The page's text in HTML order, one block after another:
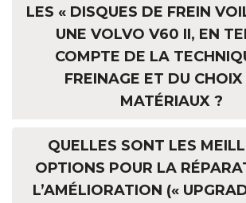
LES « DISQUES DE FREIN
UNE VOLVO V60 II, EN
COMPTE DE LA
FREINAGE ET DU CHOIX
MATÉRIAUX ?
QUELLES SONT LES
OPTIONS POUR LA
L’AMÉLIORATION («